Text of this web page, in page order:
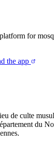
for
the app
de culte
du